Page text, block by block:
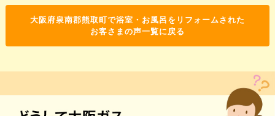
大阪府泉南郡熊取町で浴室・お風呂をリフォームされた
お客さまの声一覧に戻る